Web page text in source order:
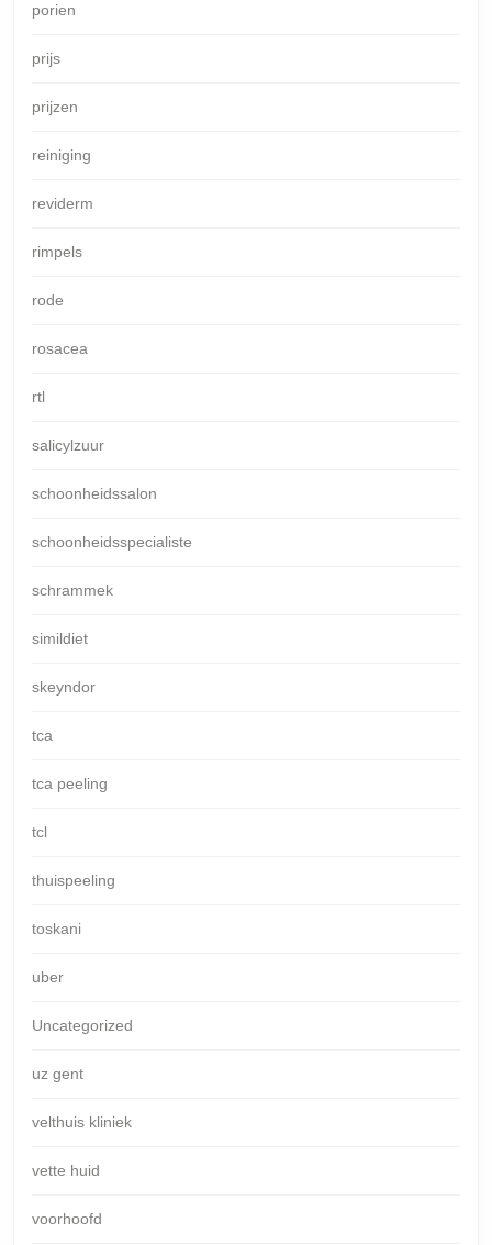
porien
prijs
prijzen
reiniging
reviderm
rimpels
rode
rosacea
rtl
salicylzuur
schoonheidssalon
schoonheidsspecialiste
schrammek
simildiet
skeyndor
tca
tca peeling
tcl
thuispeeling
toskani
uber
Uncategorized
uz gent
velthuis kliniek
vette huid
voorhoofd